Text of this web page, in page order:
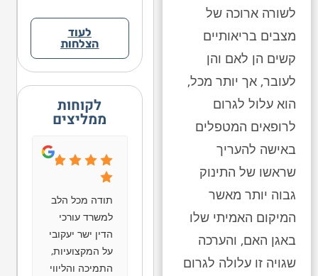
לשורה ארוכה של
מצבים בריאותיים
קשים הן לאם והן
לעובר, אך יותר מכל,
הוא עלול לגרום
לרופאים המטפלים
באישה להעריך
שראשו של התינוק
גבוה יותר מאשר
המיקום האמיתי שלו
באגן האם, והערכה
שגויה זו עלולה לגרום
לעוד
הצלחות
לקוחות
ממליצים
תודה מכל הלב
למשרד עורכי
הדין ישר יעקובי
על המקצועיות,
התמיכה והליווי